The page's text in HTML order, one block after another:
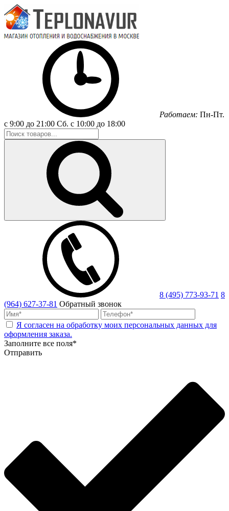
Работаем: Пн-Пт.
с 9:00 до 21:00 Сб. с 10:00 до 18:00
8 (495) 773-93-71 8
(964) 627-37-81 Обратный звонок
Я согласен на обработку моих персональных данных для
оформления заказа.
Заполните все поля*
Отправить